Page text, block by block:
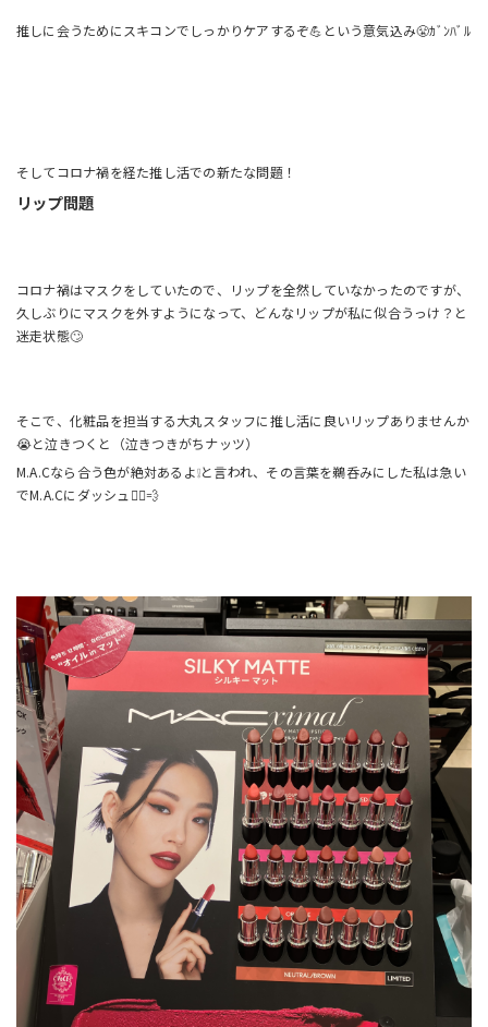
推しに会うためにスキコンでしっかりケアするぞ💪という意気込み😤ｶﾞﾝﾊﾞﾙ
そしてコロナ禍を経た推し活での新たな問題！
リップ問題
コロナ禍はマスクをしていたので、リップを全然していなかったのですが、
久しぶりにマスクを外すようになって、どんなリップが私に似合うっけ？と
迷走状態🙄
そこで、化粧品を担当する大丸スタッフに推し活に良いリップありませんか
😭と泣きつくと（泣きつきがちナッツ）
M.A.Cなら合う色が絶対あるよ❕と言われ、その言葉を鵜呑みにした私は急い
でM.A.Cにダッシュ🏃‍♀️💨